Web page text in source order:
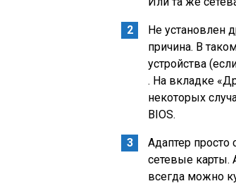
Не установлен
причина. В
устройства
. На вкладке
некоторых
BIOS.
Адаптер
сетевые карты.
всегда можно